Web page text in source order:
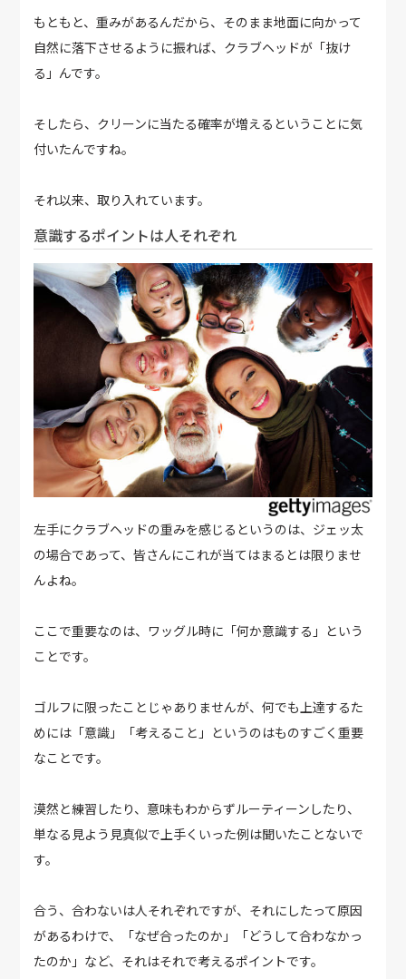
もともと、重みがあるんだから、そのまま地面に向かって
自然に落下させるように振れば、クラブヘッドが「抜け
る」んです。
そしたら、クリーンに当たる確率が増えるということに気
付いたんですね。
それ以来、取り入れています。
意識するポイントは人それぞれ
左手にクラブヘッドの重みを感じるというのは、ジェッ太
の場合であって、皆さんにこれが当てはまるとは限りませ
んよね。
ここで重要なのは、ワッグル時に「何か意識する」という
ことです。
ゴルフに限ったことじゃありませんが、何でも上達するた
めには「意識」「考えること」というのはものすごく重要
なことです。
漠然と練習したり、意味もわからずルーティーンしたり、
単なる見よう見真似で上手くいった例は聞いたことないで
す。
合う、合わないは人それぞれですが、それにしたって原因
があるわけで、「なぜ合ったのか」「どうして合わなかっ
たのか」など、それはそれで考えるポイントです。